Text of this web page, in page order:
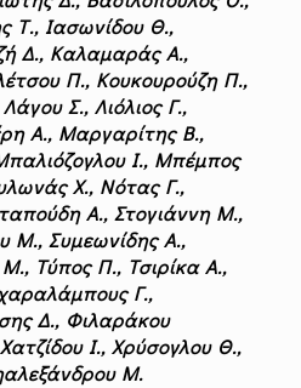
Τ., Ιασωνίδου Θ.,
Δ., Καλαμαράς Α.,
Π., Κουκουρούζη Π.,
Σ., Λιόλιος Γ.,
Α., Μαργαρίτης Β.,
Ι., Μπέμπος
Χ., Νότας Γ.,
Α., Στογιάννη Μ.,
Μ., Συμεωνίδης Α.,
Μ., Τύπος Π., Τσιρίκα Α.,
Γ.,
Δ., Φιλαράκου
Ι., Χρύσογλου Θ.,
Μ.